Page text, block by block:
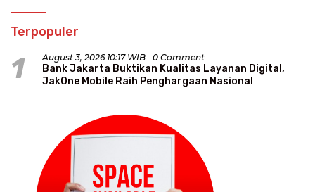
Terpopuler
1 August 3, 2026 10:17 WIB 0 Comment
Bank Jakarta Buktikan Kualitas Layanan Digital,
JakOne Mobile Raih Penghargaan Nasional